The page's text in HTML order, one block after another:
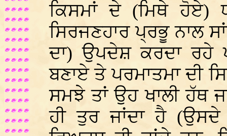
ਕਿਸਮਾਂ ਦੇ (ਮਿਥੇ ਹੋਏ)
ਸਿਰਜਣਹਾਰ ਪ੍ਰਭੂ ਨਾਲ
ਦਾ) ਉਪਦੇਸ਼ ਕਰਦਾ ਰਹੇ
ਬਣਾਏ ਤੇ ਪਰਮਾਤਮਾ ਦੀ
ਸਮਝੇ ਤਾਂ ਉਹ ਖਾਲੀ ਹੱਥ
ਹੀ ਤੁਰ ਜਾਂਦਾ ਹੈ